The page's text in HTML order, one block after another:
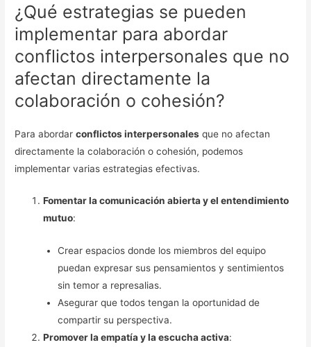
¿Qué estrategias se pueden
implementar para abordar
conflictos interpersonales que no
afectan directamente la
colaboración o cohesión?
Para abordarconflictos interpersonales que no afectan
directamente la colaboración o cohesión, podemos
implementar varias estrategias efectivas.
Fomentar la comunicación abierta y el entendimiento
mutuo:
Crear espacios donde los miembros del equipo
puedan expresar sus pensamientos y sentimientos
sin temor a represalias.
Asegurar que todos tengan la oportunidad de
compartir su perspectiva.
Promover la empatía y la escucha activa: